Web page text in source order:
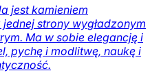
jest kamieniem
strony wygładzonym
Ma w sobie elegancję i
pychę i modlitwę, naukę i